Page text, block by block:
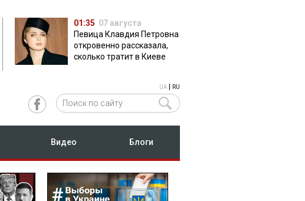
01:35 07 августа
Певица Клавдия Петровна
откровенно рассказала,
сколько тратит в Киеве
UA RU
Видео Блоги